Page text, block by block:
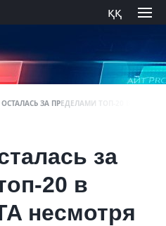
ққ
ЗА ПРЕДЕЛАМИ ТОП-20 В
за
20 в
несмотря